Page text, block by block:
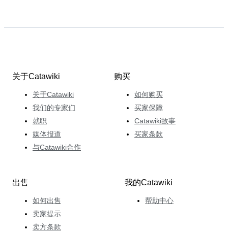
关于Catawiki
关于Catawiki
我们的专家们
就职
媒体报道
与Catawiki合作
购买
如何购买
买家保障
Catawiki故事
买家条款
出售
如何出售
卖家提示
卖方条款
我的Catawiki
帮助中心